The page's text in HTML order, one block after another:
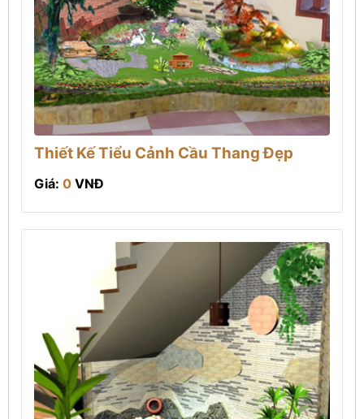
Thiết Kế Tiểu Cảnh Cầu Thang Đẹp
Giá: 0 VNĐ